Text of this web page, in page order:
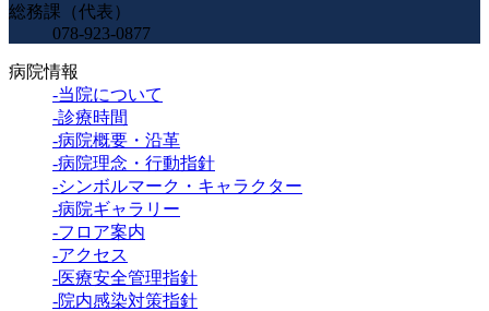
総務課（代表）
078-923-0877
病院情報
-当院について
-診療時間
-病院概要・沿革
-病院理念・行動指針
-シンボルマーク・キャラクター
-病院ギャラリー
-フロア案内
-アクセス
-医療安全管理指針
-院内感染対策指針